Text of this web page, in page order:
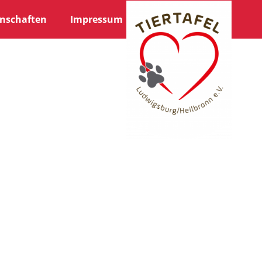
Impressum